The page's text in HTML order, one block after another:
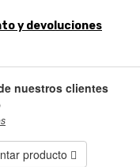
y devoluciones
nuestros clientes
producto